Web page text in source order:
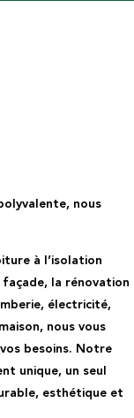
nous
à l’isolation
la rénovation
électricité,
nous vous
besoins. Notre
unique, un seul
esthétique et